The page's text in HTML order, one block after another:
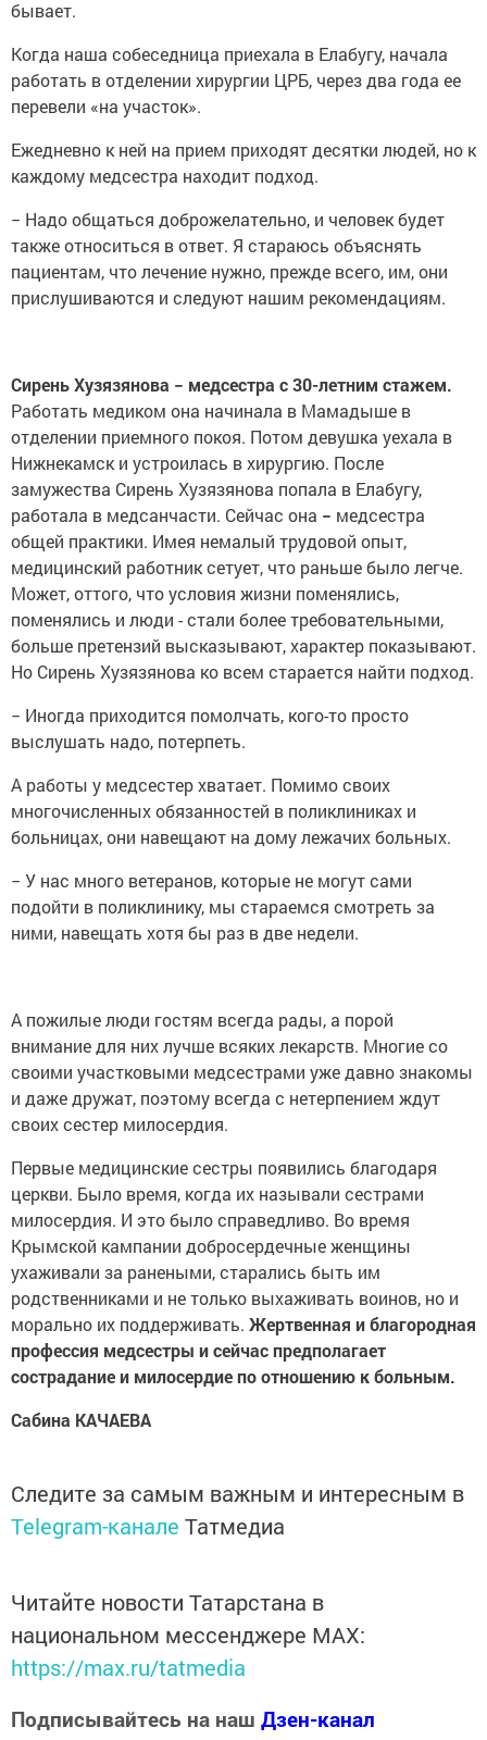
бывает.
Когда наша собеседница приехала в Елабугу, начала
работать в отделении хирургии ЦРБ, через два года ее
перевели «на участок».
Ежедневно к ней на прием приходят десятки людей, но к
каждому медсестра находит подход.
− Надо общаться доброжелательно, и человек будет
также относиться в ответ. Я стараюсь объяснять
пациентам, что лечение нужно, прежде всего, им, они
прислушиваются и следуют нашим рекомендациям.
Сирень Хузязянова − медсестра с 30-летним стажем.
Работать медиком она начинала в Мамадыше в
отделении приемного покоя. Потом девушка уехала в
Нижнекамск и устроилась в хирургию. После
замужества Сирень Хузязянова попала в Елабугу,
работала в медсанчасти. Сейчас она − медсестра
общей практики. Имея немалый трудовой опыт,
медицинский работник сетует, что раньше было легче.
Может, оттого, что условия жизни поменялись,
поменялись и люди - стали более требовательными,
больше претензий высказывают, характер показывают.
Но Сирень Хузязянова ко всем старается найти подход.
− Иногда приходится помолчать, кого-то просто
выслушать надо, потерпеть.
А работы у медсестер хватает. Помимо своих
многочисленных обязанностей в поликлиниках и
больницах, они навещают на дому лежачих больных.
− У нас много ветеранов, которые не могут сами
подойти в поликлинику, мы стараемся смотреть за
ними, навещать хотя бы раз в две недели.
А пожилые люди гостям всегда рады, а порой
внимание для них лучше всяких лекарств. Многие со
своими участковыми медсестрами уже давно знакомы
и даже дружат, поэтому всегда с нетерпением ждут
своих сестер милосердия.
Первые медицинские сестры появились благодаря
церкви. Было время, когда их называли сестрами
милосердия. И это было справедливо. Во время
Крымской кампании добросердечные женщины
ухаживали за ранеными, старались быть им
родственниками и не только выхаживать воинов, но и
морально их поддерживать. Жертвенная и благородная
профессия медсестры и сейчас предполагает
сострадание и милосердие по отношению к больным.
Сабина КАЧАЕВА
Следите за самым важным и интересным в
Telegram-канале Татмедиа
Читайте новости Татарстана в
национальном мессенджере MАХ:
https://max.ru/tatmedia
Подписывайтесь на наш Дзен-канал